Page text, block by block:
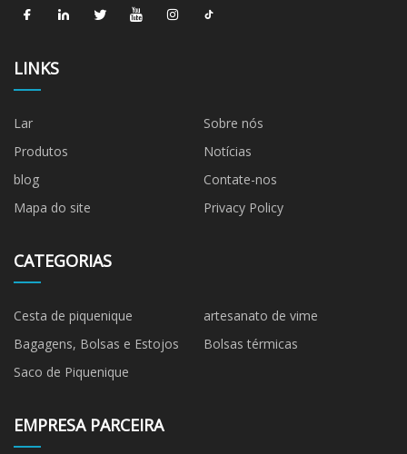
LINKS
Lar
Sobre nós
Produtos
Notícias
blog
Contate-nos
Mapa do site
Privacy Policy
CATEGORIAS
Cesta de piquenique
artesanato de vime
Bagagens, Bolsas e Estojos
Bolsas térmicas
Saco de Piquenique
EMPRESA PARCEIRA